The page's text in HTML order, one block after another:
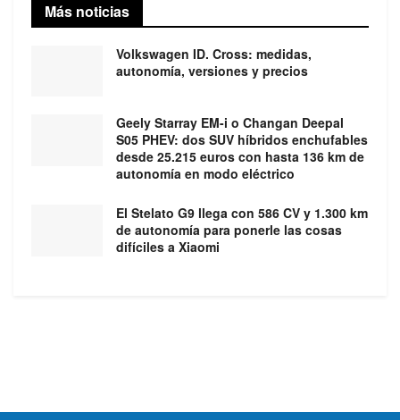
Más noticias
Volkswagen ID. Cross: medidas,
autonomía, versiones y precios
Geely Starray EM-i o Changan Deepal
S05 PHEV: dos SUV híbridos enchufables
desde 25.215 euros con hasta 136 km de
autonomía en modo eléctrico
El Stelato G9 llega con 586 CV y 1.300 km
de autonomía para ponerle las cosas
difíciles a Xiaomi